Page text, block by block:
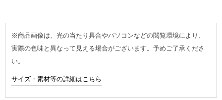
※商品画像は、光の当たり具合やパソコンなどの閲覧環境により、
実際の色味と異なって見える場合がございます。予めご了承くださ
い。
サイズ・素材等の詳細はこちら